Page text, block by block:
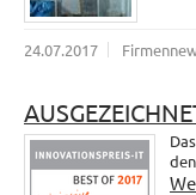
24.07.2017